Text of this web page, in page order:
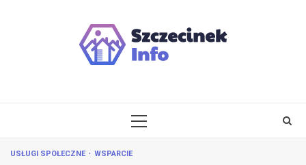
PRIMARY
USŁUGI SPOŁECZNE WSPARCIE